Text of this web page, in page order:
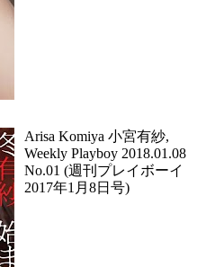
Arisa Komiya 小宮有紗,
Weekly Playboy 2018.01.08
No.01 (週刊プレイボーイ
2017年1月8日号)